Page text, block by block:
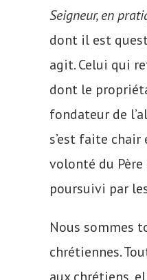
Seigneur, en
dont il est
agit. Celui qui
dont le
fondateur de
s’est faite
volonté du Père
poursuivi par
Nous sommes
chrétiennes.